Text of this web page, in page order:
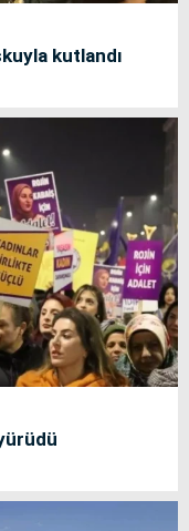
kutlandı